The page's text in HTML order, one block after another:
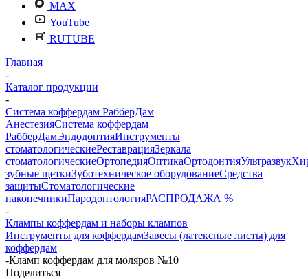
MAX
YouTube
RUTUBE
Главная
-
Каталог продукции
-
Система коффердам РабберДам
АнестезияСистема коффердам
РабберДамЭндодонтияИнструменты
стоматологическиеРеставрацияЗеркала
стоматологическиеОртопедияОптикаОртодонтияУльтразвук
зубные щеткиЗуботехническое оборудованиеСредства
защитыСтоматологические
наконечникиПародонтологияРАСПРОДАЖА %
-
Клампы коффердам и наборы клампов
Инструменты для коффердамЗавесы (латексные листы) для
коффердам
-Кламп коффердам для моляров №10
Поделиться